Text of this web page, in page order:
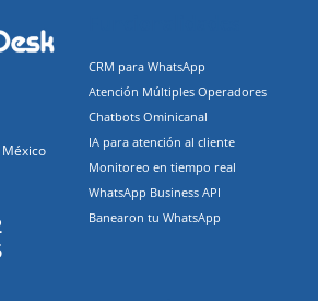
CRM para WhatsApp
Atención Múltiples Operadores
Chatbots Ominicanal
IA para atención al cliente
Monitoreo en tiempo real
WhatsApp Business API
Banearon tu WhatsApp